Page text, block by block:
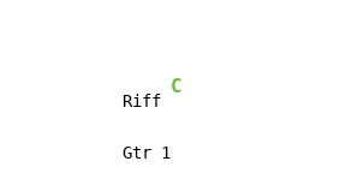
Riff
C
Gtr 1